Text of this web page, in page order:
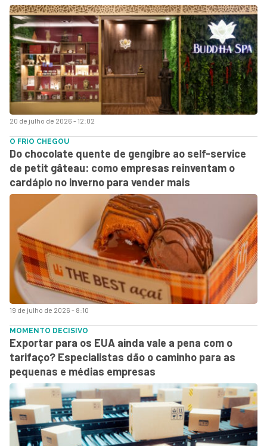
20 de julho de 2026 - 12:02
19 de julho de 2026 - 8:10
O FRIO CHEGOU
Do chocolate quente de gengibre ao self-service
de petit gâteau: como empresas reinventam o
cardápio no inverno para vender mais
MOMENTO DECISIVO
Exportar para os EUA ainda vale a pena com o
tarifaço? Especialistas dão o caminho para as
pequenas e médias empresas